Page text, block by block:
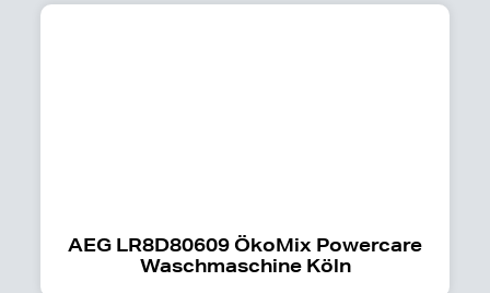
AEG LR8D80609 ÖkoMix Powercare
Waschmaschine Köln